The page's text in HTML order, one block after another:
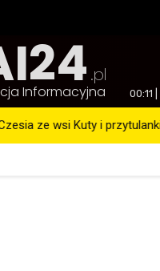
.pl
Informacyjna 00:11
ze wsi Kuty i